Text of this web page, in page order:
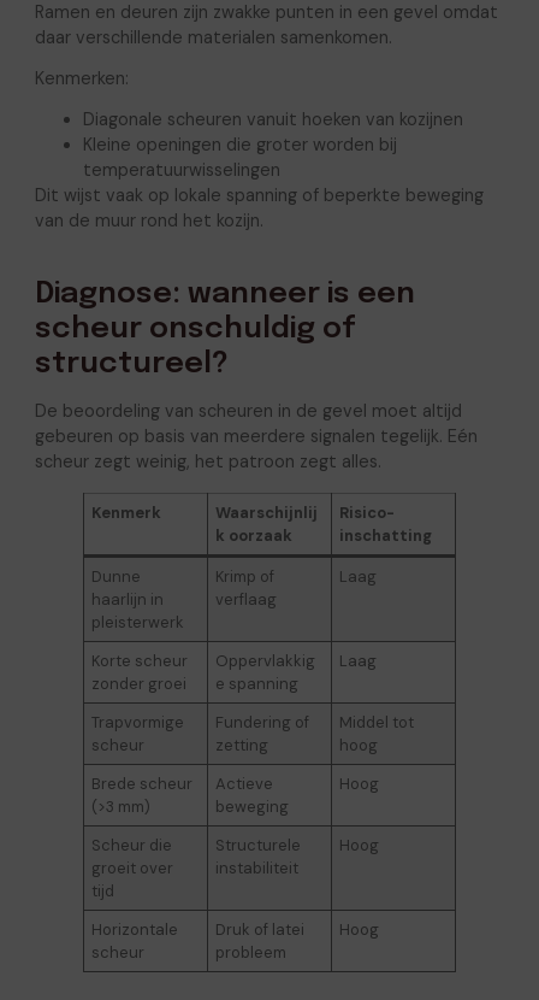
Ramen en deuren zijn zwakke punten in een gevel omdat
daar verschillende materialen samenkomen.
Kenmerken:
Diagonale scheuren vanuit hoeken van kozijnen
Kleine openingen die groter worden bij
temperatuurwisselingen
Dit wijst vaak op lokale spanning of beperkte beweging
van de muur rond het kozijn.
Diagnose: wanneer is een
scheur onschuldig of
structureel?
De beoordeling van scheuren in de gevel moet altijd
gebeuren op basis van meerdere signalen tegelijk. Eén
scheur zegt weinig, het patroon zegt alles.
Kenmerk
Waarschijnlij
k oorzaak
Risico-
inschatting
Dunne
haarlijn in
pleisterwerk
Krimp of
verflaag
Laag
Korte scheur
zonder groei
Oppervlakkig
e spanning
Laag
Trapvormige
scheur
Fundering of
zetting
Middel tot
hoog
Brede scheur
(>3 mm)
Actieve
beweging
Hoog
Scheur die
groeit over
tijd
Structurele
instabiliteit
Hoog
Horizontale
scheur
Druk of latei
probleem
Hoog